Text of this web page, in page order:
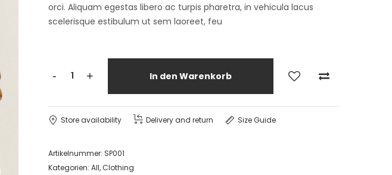
orci. Aliquam egestas libero ac turpis pharetra, in vehicula lacus
scelerisque estibulum ut sem laoreet, feu
- + In den Warenkorb
Store availability Delivery and return Size Guide
Artikelnummer: SP001
Kategorien: All,Clothing